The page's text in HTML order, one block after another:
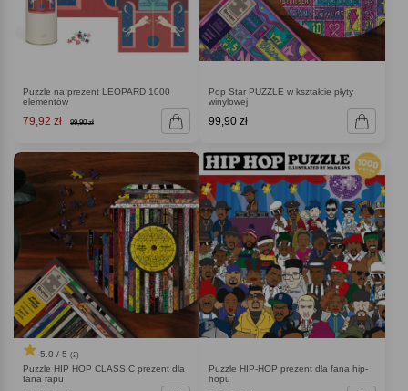
Puzzle na prezent LEOPARD 1000
elementów
79,92 zł 99,90 zł
Pop Star PUZZLE w kształcie płyty
winylowej
99,90 zł
5.0 / 5 (2)
Puzzle HIP HOP CLASSIC prezent dla
fana rapu
Puzzle HIP-HOP prezent dla fana hip-
hopu